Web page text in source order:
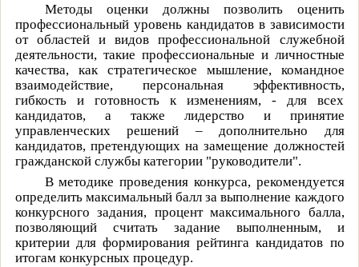
Методы оценки должны позволить оценить
профессиональный уровень кандидатов в зависимости
от областей и видов профессиональной служебной
деятельности, такие профессиональные и личностные
качества, как стратегическое мышление, командное
взаимодействие, персональная эффективность,
гибкость и готовность к изменениям, - для всех
кандидатов, а также лидерство и принятие
управленческих решений – дополнительно для
кандидатов, претендующих на замещение должностей
гражданской службы категории "руководители".
В методике проведения конкурса, рекомендуется
определить максимальный балл за выполнение каждого
конкурсного задания, процент максимального балла,
позволяющий считать задание выполненным, и
критерии для формирования рейтинга кандидатов по
итогам конкурсных процедур.